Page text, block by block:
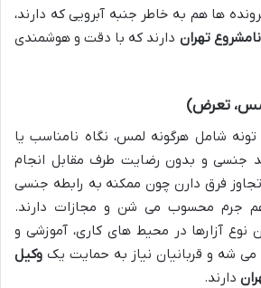
پرونده ها هم به خاطر جنبه آبرویی که دارند،
تهران دارند که با دقت و هوشمندی
تعرض)
شامل هرگونه لمس، نگاه نامناسب یا
جنسی و بدون رضایت طرف مقابل انجام
فرق دارن چون ممکنه به رابطه جنسی
هم جرم محسوب می شن و مجازات دارند.
نوع آزارها در محیط های کاری، آموزشی و
شه و قربانیان نیاز به حمایت یک وکیل
دارند.